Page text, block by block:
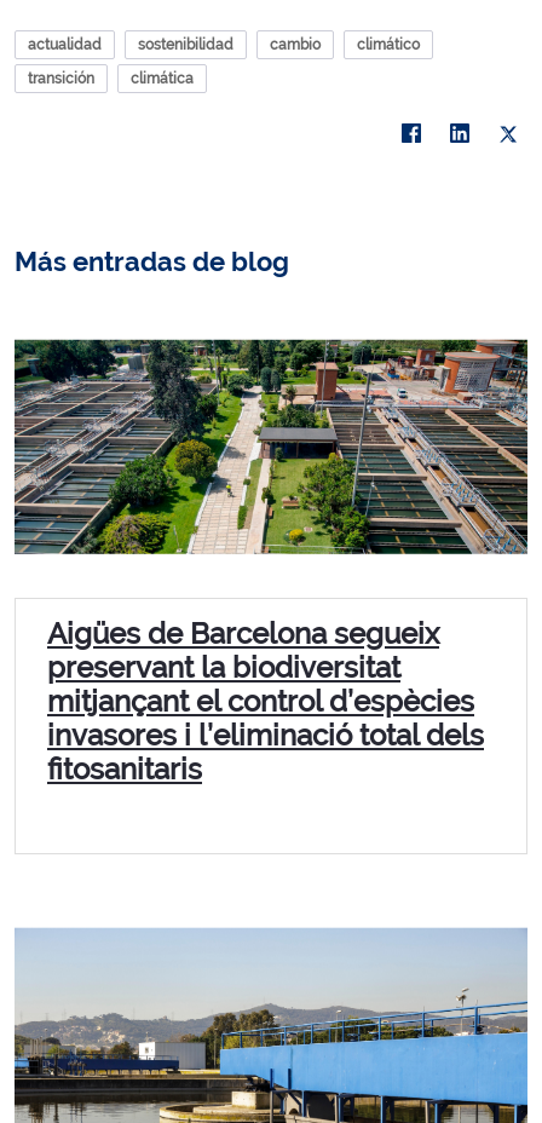
actualidad sostenibilidad cambio
climático
transición
climática
Más entradas de blog
Aigües de Barcelona segueix
preservant la biodiversitat
mitjançant el control d’espècies
invasores i l’eliminació total dels
fitosanitaris